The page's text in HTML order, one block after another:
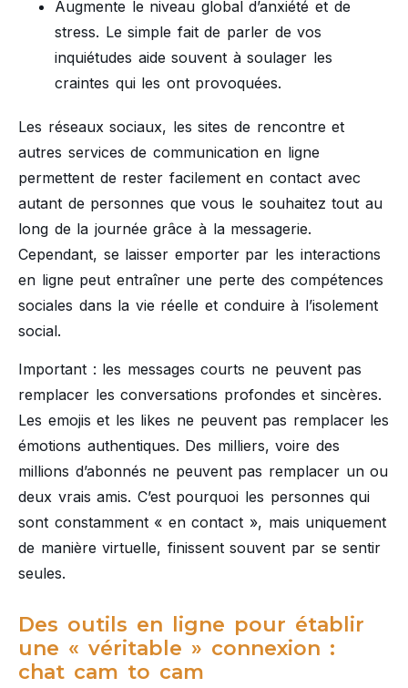
Augmente le niveau global d’anxiété et de
stress. Le simple fait de parler de vos
inquiétudes aide souvent à soulager les
craintes qui les ont provoquées.
Les réseaux sociaux, les sites de rencontre et
autres services de communication en ligne
permettent de rester facilement en contact avec
autant de personnes que vous le souhaitez tout au
long de la journée grâce à la messagerie.
Cependant, se laisser emporter par les interactions
en ligne peut entraîner une perte des compétences
sociales dans la vie réelle et conduire à l’isolement
social.
Important : les messages courts ne peuvent pas
remplacer les conversations profondes et sincères.
Les emojis et les likes ne peuvent pas remplacer les
émotions authentiques. Des milliers, voire des
millions d’abonnés ne peuvent pas remplacer un ou
deux vrais amis. C’est pourquoi les personnes qui
sont constamment « en contact », mais uniquement
de manière virtuelle, finissent souvent par se sentir
seules.
Des outils en ligne pour établir
une « véritable » connexion :
chat cam to cam